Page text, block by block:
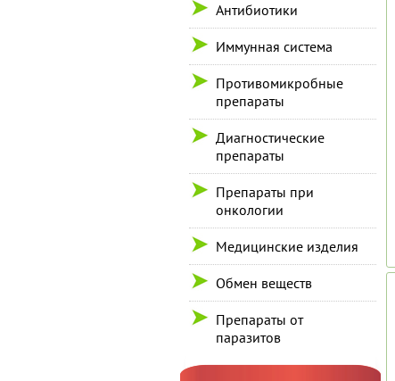
Антибиотики
Иммунная система
Противомикробные
препараты
Диагностические
препараты
Препараты при
онкологии
Медицинские изделия
Обмен веществ
Препараты от
паразитов